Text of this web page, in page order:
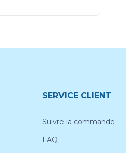
SERVICE CLIENT
Suivre la commande
FAQ